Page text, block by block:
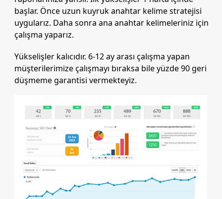
başlar. Önce uzun kuyruk anahtar kelime stratejisi
uygularız. Daha sonra ana anahtar kelimeleriniz için
çalışma yaparız.
Yükselişler kalıcıdır. 6-12 ay arası çalışma yapan
müşterilerimize çalışmayı bıraksa bile yüzde 90 geri
düşmeme garantisi vermekteyiz.